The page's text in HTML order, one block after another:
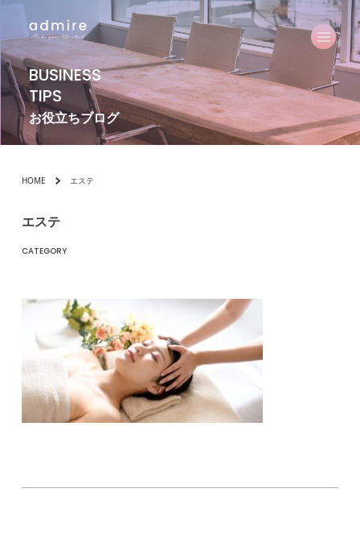
BUSINESS
TIPS
お役立ちブログ
HOME エステ
エステ
CATEGORY